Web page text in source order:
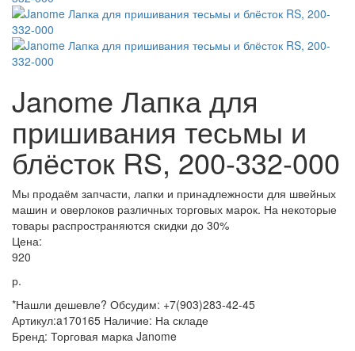
Janome Лапка для
пришивания тесьмы и
блёсток RS, 200-332-000
Мы продаём запчасти, лапки и принадлежности для швейных
машин и оверлоков различных торговых марок. На некоторые
товары распространяются скидки до 30%
Цена:
920
р.
*Нашли дешевле? Обсудим: +7(903)283-42-45
Артикул:a170165 Наличие: На складе
Бренд: Торговая марка Janome